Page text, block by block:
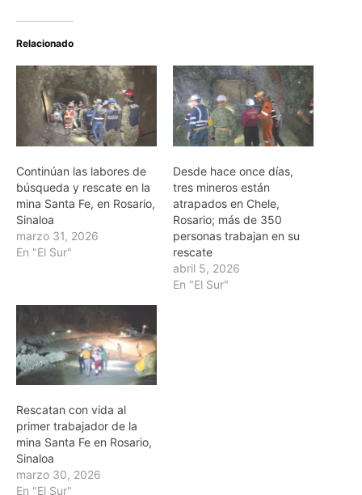
Relacionado
Continúan las labores de
búsqueda y rescate en la
mina Santa Fe, en Rosario,
Sinaloa
marzo 31, 2026
En "El Sur"
Desde hace once días,
tres mineros están
atrapados en Chele,
Rosario; más de 350
personas trabajan en su
rescate
abril 5, 2026
En "El Sur"
Rescatan con vida al
primer trabajador de la
mina Santa Fe en Rosario,
Sinaloa
marzo 30, 2026
En "El Sur"